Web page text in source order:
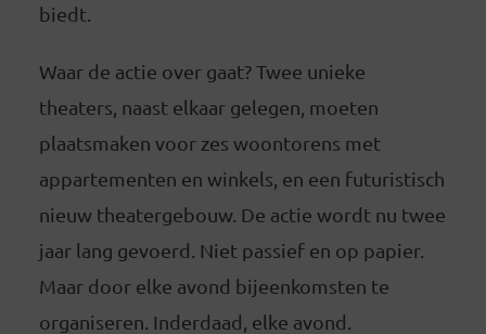
biedt.
Waar de actie over gaat? Twee unieke
theaters, naast elkaar gelegen, moeten
plaatsmaken voor zes woontorens met
appartementen en winkels, en een futuristisch
nieuw theatergebouw. De actie wordt nu twee
jaar lang gevoerd. Niet passief en op papier.
Maar door elke avond bijeenkomsten te
organiseren. Inderdaad, elke avond.